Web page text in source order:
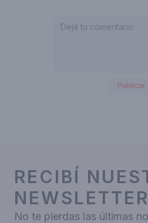
Publicar
RECIBÍ
No te pierdas las últimas